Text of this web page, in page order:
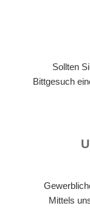
Sollten
Bittgesuch
Mittels